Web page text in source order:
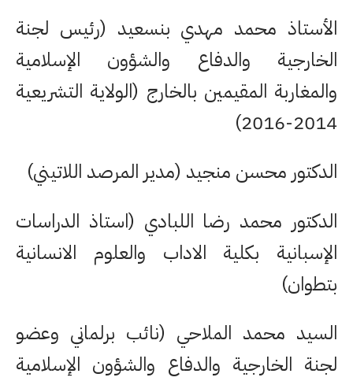
الأستاذ محمد مهدي بنسعيد (رئيس لجنة
الخارجية والدفاع والشؤون الإسلامية
والمغاربة المقيمين بالخارج (الولاية التشريعية
2014-2016)
الدكتور محسن منجيد (مدير المرصد اللاتيني)
الدكتور محمد رضا اللبادي (استاذ الدراسات
الإسبانية بكلية الاداب والعلوم الانسانية
بتطوان)
السيد محمد الملاحي (نائب برلماني وعضو
لجنة الخارجية والدفاع والشؤون الإسلامية